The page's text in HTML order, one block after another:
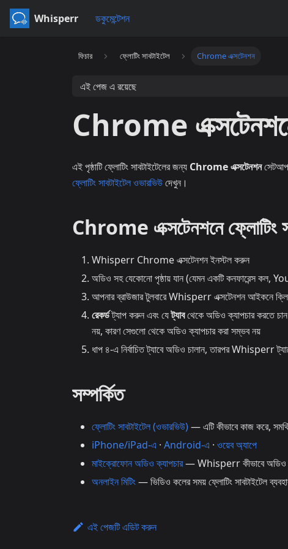
Whisperr ডকুমেন্টেশন
ফিচার ফ্লোটিং সাবটাইটেল Chrome এক্সটেনশন
এই পেজ এ রয়েছে
Chrome
এই পৃষ্ঠাটি ফ্লোটিং সাবটাইটেলের জন্য Chrome এক্সটেনশনসেটআপ
ফ্লোটিং সাবটাইটেল ওভারভিউদেখুন।
Chrome এক্সটেনশনে ফ্লোটিং
Whisperr Chrome এক্সটেনশন ইনস্টল করুন
অডিও সহ যেকোনো পৃষ্ঠায় যান (যেমন একটি কনফারেন্স কল,
আপনার ব্রাউজার টুলবারে Whisperr এক্সটেনশন আইকনে
রেকর্ডট্যাপ করুন এবং যেট্যাবথেকে অডিও ক্যাপচার করতে
নয়, কারণ সেগুলো থেকে অডিও ক্যাপচার করা সম্ভব নয়
ধাপ ৪-এ নির্বাচিত ট্যাবে অডিও চালান, তারপর Whisperr
সম্পর্কিত
ফ্লোটিং সাবটাইটেল (ওভারভিউ)— এটি কীভাবে কাজ করে,
iPhone/iPad-এ · Android-এ · ওয়েব অ্যাপে
মাইক্রোফোন অডিও ক্যাপচার— Whisperr কীভাবে অডিও
অনলাইন মিটিং— ভিডিও কলের সময় ফ্লোটিং সাবটাইটেল
এই পেজটি এডিট করুন